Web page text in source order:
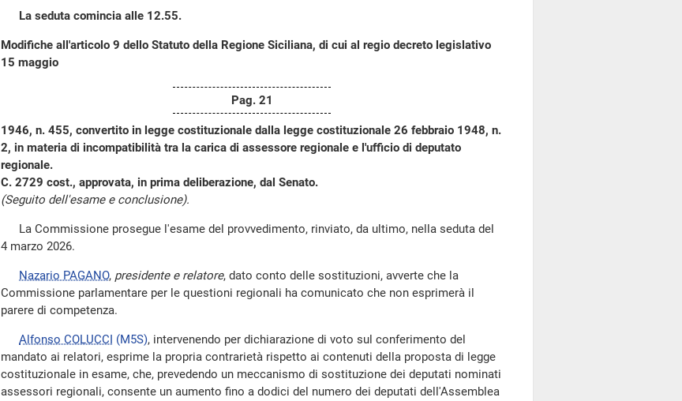
La seduta comincia alle 12.55.
Modifiche all'articolo 9 dello Statuto della Regione Siciliana, di cui al regio decreto legislativo
15 maggio
Pag. 21
1946, n. 455, convertito in legge costituzionale dalla legge costituzionale 26 febbraio 1948, n.
2, in materia di incompatibilità tra la carica di assessore regionale e l'ufficio di deputato
regionale.
C. 2729 cost., approvata, in prima deliberazione, dal Senato.
(Seguito dell'esame e conclusione).
La Commissione prosegue l'esame del provvedimento, rinviato, da ultimo, nella seduta del
4 marzo 2026.
Nazario PAGANO, presidente e relatore, dato conto delle sostituzioni, avverte che la
Commissione parlamentare per le questioni regionali ha comunicato che non esprimerà il
parere di competenza.
Alfonso COLUCCI (M5S), intervenendo per dichiarazione di voto sul conferimento del
mandato ai relatori, esprime la propria contrarietà rispetto ai contenuti della proposta di legge
costituzionale in esame, che, prevedendo un meccanismo di sostituzione dei deputati nominati
assessori regionali, consente un aumento fino a dodici del numero dei deputati dell'Assemblea